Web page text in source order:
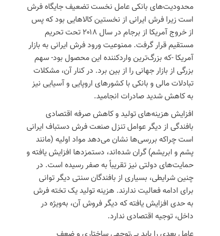
محدودیت‌های بانکی عامل نخست تضعیف جایگاه فرش
است زیرا فرش ایرانی از نخستین کالاهایی بود که پس
از خروج آمریکا از برجام در سال ۲۰۱۸ تحت تحریم
مستقیم قرار گرفت. ممنوعیت ورود فرش ایرانی به بازار
آمریکا -که بزرگ‌ترین واردکننده این محصول بود- سهم
بزرگی از بازار جهانی را از بین برد. در کنار آن، مشکلات
تبادلات مالی و بانکی با کشورهای اروپایی و آسیایی نیز
به کاهش شدید صادرات انجامید.
افزایش هزینه‌های تولید و کاهش صرفه اقتصادی
بافندگی از دیگر عوامل تنزل صنعت فرش دستباف ایرانی
است چراکه بررسی‌ها نشان می‌دهد مواد اولیه (مانند
پشم و ابریشم) گران شده‌اند، دستمزدها افزایش یافته و
حمایت‌های دولتی نیز تقریباً به صفر رسیده است. در
چنین شرایطی، بسیاری از بافندگان سنتی دیگر توانی
برای ادامه فعالیت ندارند. هزینه تولید یک تخته فرش
به حدی افزایش یافته که دیگر فروش آن، به‌ویژه در
داخل، توجیه اقتصادی ندارد.